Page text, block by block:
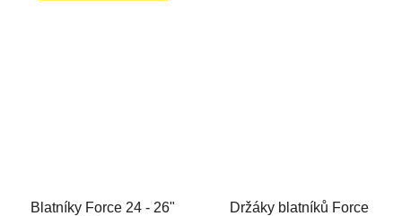
Blatníky Force 24 - 26"
Držáky blatníků Force